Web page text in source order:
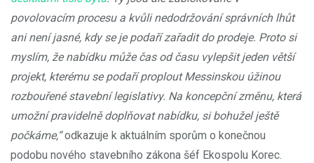
povolovacím procesu a kvůli nedodržování správních lhůt
ani není jasné, kdy se je podaří zařadit do prodeje. Proto si
myslím, že nabídku může čas od času vylepšit jeden větší
projekt, kterému se podaří proplout Messinskou úžinou
rozbouřené stavební legislativy. Na koncepční změnu, která
umožní pravidelně doplňovat nabídku, si bohužel ještě
počkáme,“odkazuje k aktuálním sporům o konečnou
podobu nového stavebního zákona šéf Ekospolu Korec.